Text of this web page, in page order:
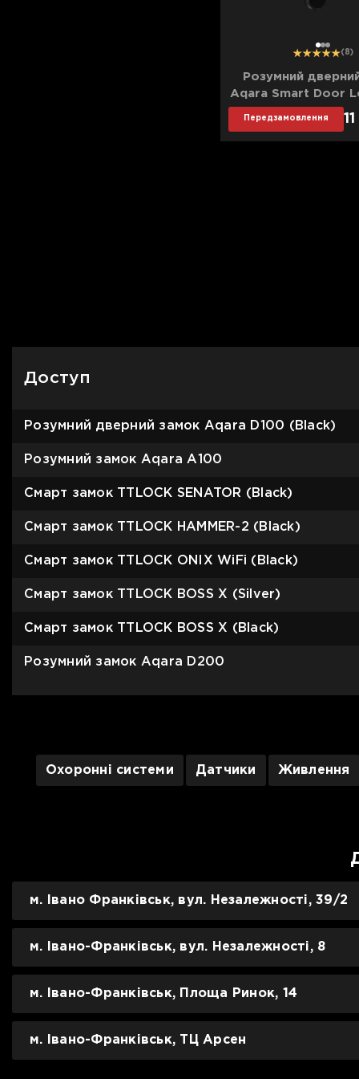
12 3 (8)
Розумний
Aqara Smart Door
Передзамовлення
Доступ
Розумний дверний замок Aqara D100 (Black)
Розумний замок Aqara A100
Смарт замок TTLOCK SENATOR (Black)
Смарт замок TTLOCK HAMMER-2 (Black)
Смарт замок TTLOCK ONIX WiFi (Black)
Смарт замок TTLOCK BOSS X (Silver)
Смарт замок TTLOCK BOSS X (Black)
Розумний замок Aqara D200
Охоронні системи Датчики Живлення
м. Івано Франківськ, вул. Незалежності, 39/2
м. Івано-Франківськ, вул. Незалежності, 8
м. Івано-Франківськ, Площа Ринок, 14
м. Івано-Франківськ, ТЦ Арсен